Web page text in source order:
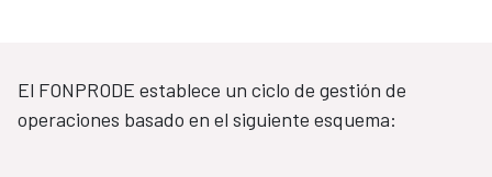
El FONPRODE establece un ciclo de gestión de
operaciones basado en el siguiente esquema: